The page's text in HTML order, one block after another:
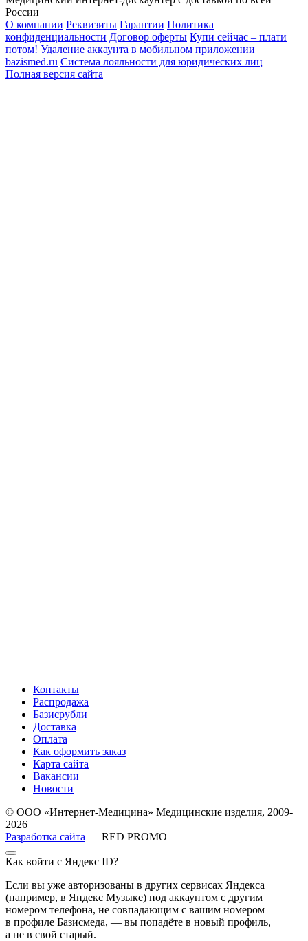
России
О компании Реквизиты Гарантии Политика
конфиденциальности Договор оферты Купи сейчас – плати
потом! Удаление аккаунта в мобильном приложении
bazismed.ru Система лояльности для юридических лиц
Полная версия сайта
Контакты
Распродажа
Базисрубли
Доставка
Оплата
Как оформить заказ
Карта сайта
Вакансии
Новости
© ООО «Интернет-Медицина» Медицинские изделия, 2009-
2026
Разработка сайта — RED PROMO
Как войти с Яндекс ID?
Если вы уже авторизованы в других сервисах Яндекса
(например, в Яндекс Музыке) под аккаунтом с другим
номером телефона, не совпадающим с вашим номером
в профиле Базисмеда, — вы попадёте в новый профиль,
а не в свой старый.